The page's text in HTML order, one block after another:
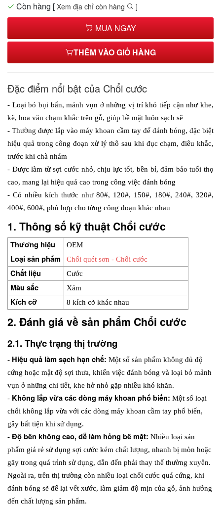
Còn hàng [ Xem địa chỉ còn hàng ]
MUA NGAY
THÊM VÀO GIỎ HÀNG
Đặc điểm nổi bật của Chổi cước
- Loại bỏ bụi bẩn, mảnh vụn ở những vị trí khó tiếp cận như khe,
kẽ, hoa văn chạm khắc trên gỗ, giúp bề mặt luôn sạch sẽ
- Thường được lắp vào máy khoan cầm tay để đánh bóng, đặc biệt
hiệu quả trong công đoạn xử lý thô sau khi đục chạm, điêu khắc,
trước khi chà nhám
- Được làm từ sợi cước nhỏ, chịu lực tốt, bền bỉ, đảm bảo tuổi thọ
cao, mang lại hiệu quả cao trong công việc đánh bóng
- Có nhiều kích thước như 80#, 120#, 150#, 180#, 240#, 320#,
400#, 600#, phù hợp cho từng công đoạn khác nhau
1. Thông số kỹ thuật Chổi cước
Thương hiệu OEM
Loại sản phẩm Chổi quét sơn - Chổi cước
Chất liệu Cước
Màu sắc Xám
Kích cỡ 8 kích cỡ khác nhau
2. Đánh giá về sản phẩm Chổi cước
2.1. Thực trạng thị trường
- Hiệu quả làm sạch hạn chế: Một số sản phẩm không đủ độ
cứng hoặc mật độ sợi thưa, khiến việc đánh bóng và loại bỏ mảnh
vụn ở những chi tiết, khe hở nhỏ gặp nhiều khó khăn.
- Không lắp vừa các dòng máy khoan phổ biến: Một số loại
chổi không lắp vừa với các dòng máy khoan cầm tay phổ biến,
gây bất tiện khi sử dụng.
- Độ bền không cao, dễ làm hỏng bề mặt: Nhiều loại sản
phẩm giá rẻ sử dụng sợi cước kém chất lượng, nhanh bị mòn hoặc
gãy trong quá trình sử dụng, dẫn đến phải thay thế thường xuyên.
Ngoài ra, trên thị trường còn nhiều loại chổi cước quá cứng, khi
đánh bóng sẽ để lại vết xước, làm giảm độ mịn của gỗ, ảnh hưởng
đến chất lượng sản phẩm.